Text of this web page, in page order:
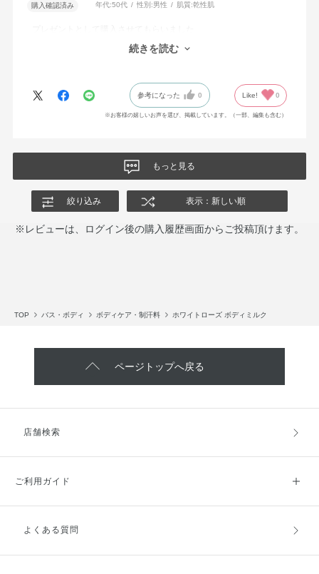
購入確認済み 年代:50代 性別:男性 肌質:乾性肌
ホワイトローズもふんわりと香りがしてとても良い感じです
続きを読む
参考になった 0 Like! 0
※お客様の嬉しいお声を選び、掲載しています。（一部、編集も含む）
もっと見る
絞り込み 表示：新しい順
※レビューは、ログイン後の購入履歴画面からご投稿頂けます。
TOP バス・ボディ ボディケア・制汗料 ホワイトローズ ボディミルク
ページトップへ戻る
店舗検索
ご利用ガイド
ご利用ガイドトップ
よくある質問